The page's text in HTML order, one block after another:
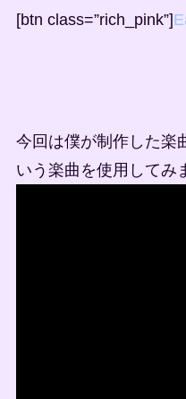
[btn class=”rich_pink”]
今回は僕が制作した楽
いう楽曲を使用してみ